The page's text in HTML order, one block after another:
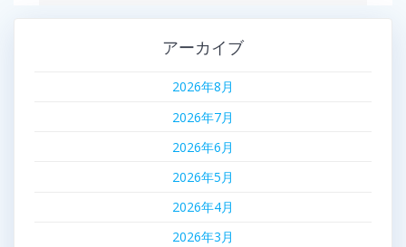
アーカイブ
2026年8月
2026年7月
2026年6月
2026年5月
2026年4月
2026年3月